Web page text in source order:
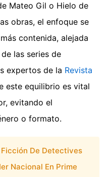
Mateo Gil o Hielo de
obras, el enfoque se
contenida, alejada
las series de
expertos de la Revista
este equilibrio es vital
evitando el
o formato.
Ficción De Detectives
Nacional En Prime